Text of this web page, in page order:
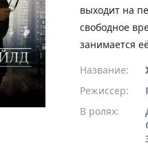
выходит на
свободное
занимается
Название:
Режиссер:
В ролях: